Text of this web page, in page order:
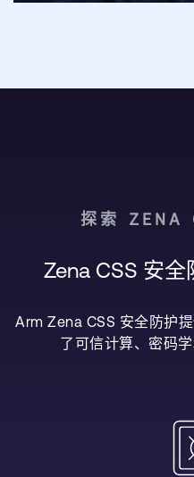
探索 ZENA
Zena CSS 安
Arm Zena CSS 安全防护
了可信计算、密码